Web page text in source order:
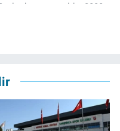
yılında mezun oldu. 2020
olarak çalıştı.
başlayan gazeteci,